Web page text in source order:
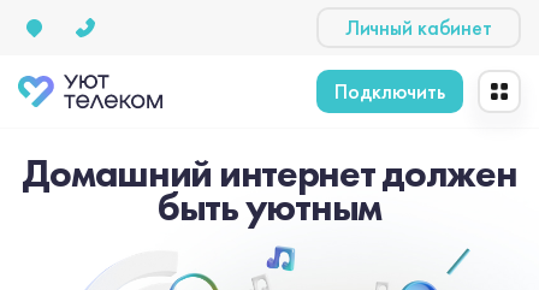
Личный кабинет
Подключить
Домашний интернет должен
быть уютным